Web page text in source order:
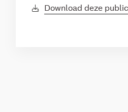
Download deze